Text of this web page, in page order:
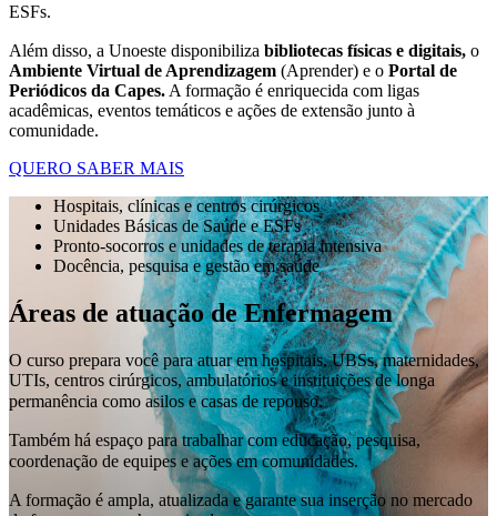
ESFs.
Além disso, a Unoeste disponibiliza bibliotecas físicas e digitais, o
Ambiente Virtual de Aprendizagem (Aprender) e o Portal de
Periódicos da Capes. A formação é enriquecida com ligas
acadêmicas, eventos temáticos e ações de extensão junto à
comunidade.
QUERO SABER MAIS
Hospitais, clínicas e centros cirúrgicos
Unidades Básicas de Saúde e ESFs
Pronto-socorros e unidades de terapia intensiva
Docência, pesquisa e gestão em saúde
Áreas de atuação de Enfermagem
O curso prepara você para atuar em hospitais, UBSs, maternidades,
UTIs, centros cirúrgicos, ambulatórios e instituições de longa
permanência como asilos e casas de repouso.
Também há espaço para trabalhar com educação, pesquisa,
coordenação de equipes e ações em comunidades.
A formação é ampla, atualizada e garante sua inserção no mercado